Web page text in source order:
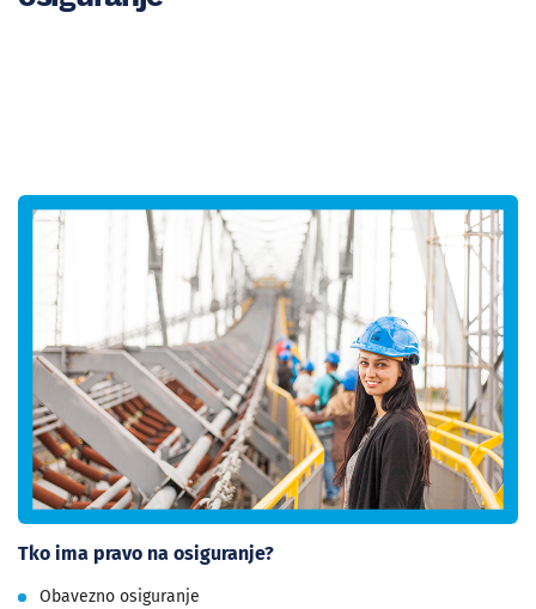
Tko ima pravo na osiguranje?
Obavezno osiguranje